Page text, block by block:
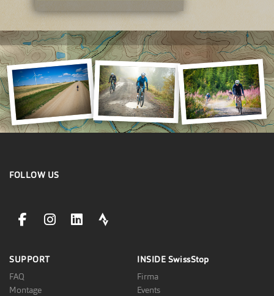
FOLLOW US
facebookLink
instagramLink
linkedinLinkstravaLink
SUPPORT
FAQ
Montage
INSIDE SwissStop
Firma
Events